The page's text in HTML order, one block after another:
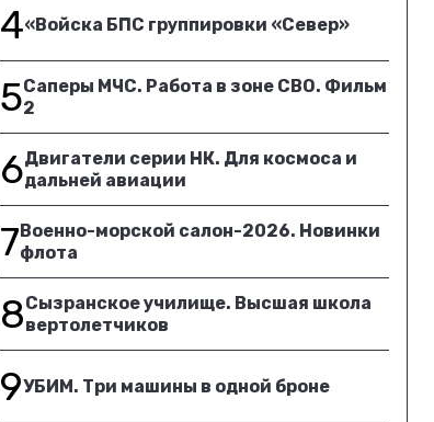
4«Войска БПС группировки «Север»
5Саперы МЧС. Работа в зоне СВО. Фильм
2
6Двигатели серии НК. Для космоса и
дальней авиации
7Военно-морской салон-2026. Новинки
флота
8Сызранское училище. Высшая школа
вертолетчиков
9УБИМ. Три машины в одной броне